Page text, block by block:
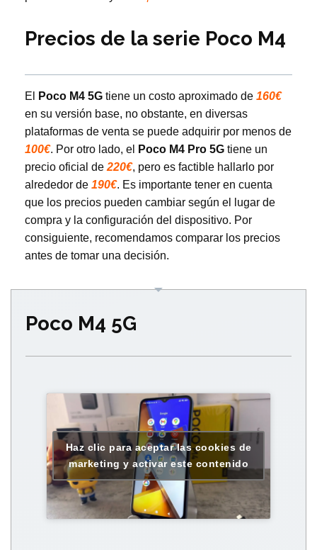
Precios de la serie Poco M4
El Poco M4 5G tiene un costo aproximado de 160€
en su versión base, no obstante, en diversas
plataformas de venta se puede adquirir por menos de
100€. Por otro lado, el Poco M4 Pro 5G tiene un
precio oficial de 220€, pero es factible hallarlo por
alrededor de 190€. Es importante tener en cuenta
que los precios pueden cambiar según el lugar de
compra y la configuración del dispositivo. Por
consiguiente, recomendamos comparar los precios
antes de tomar una decisión.
Poco M4 5G
Haz clic para aceptar las cookies de
marketing y activar este contenido